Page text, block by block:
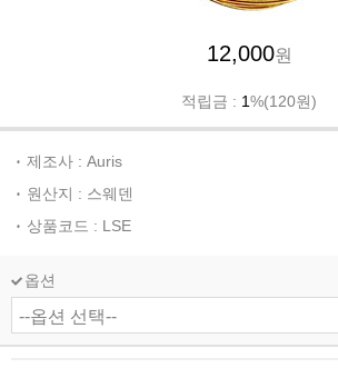
12,000원
적립금 : 1%(120원)
제조사 : Auris
원산지 : 스웨덴
상품코드 : LSE
옵션